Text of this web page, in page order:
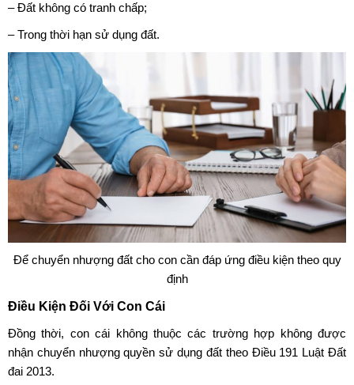
– Đất không có tranh chấp;
– Trong thời hạn sử dụng đất.
Để chuyển nhượng đất cho con cần đáp ứng điều kiện theo quy
định
Điều Kiện Đối Với Con Cái
Đồng thời, con cái không thuộc các trường hợp không được
nhận chuyển nhượng quyền sử dụng đấttheo Điều 191 Luật Đất
đai 2013.